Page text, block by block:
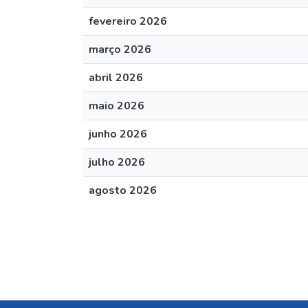
fevereiro 2026
março 2026
abril 2026
maio 2026
junho 2026
julho 2026
agosto 2026